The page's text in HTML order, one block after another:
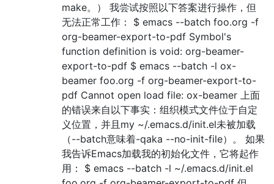
make。） 我尝试按照以下答案进行操作，但
无法正常工作： $ emacs --batch foo.org -f
org-beamer-export-to-pdf Symbol's
function definition is void: org-beamer-
export-to-pdf $ emacs --batch -l ox-
beamer foo.org -f org-beamer-export-to-
pdf Cannot open load file: ox-beamer 上面
的错误来自以下事实：组织模式文件位于自定
义位置，并且my ~/.emacs.d/init.el未被加载
（--batch意味着-qaka --no-init-file）。 如果
我告诉Emacs加载我的初始化文件，它将起作
用： $ emacs --batch -l ~/.emacs.d/init.el